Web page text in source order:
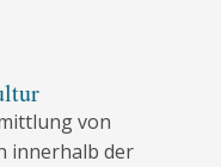
von
innerhalb der